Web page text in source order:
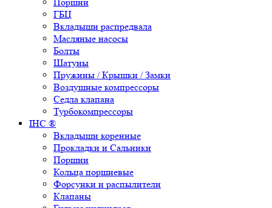
ГБЦ
Вкладыши распредвала
Масляные насосы
Болты
Шатуны
Пружины / Крышки / Замки
Воздушные компрессоры
Седла клапана
Турбокомпрессоры
IHC ®
Вкладыши коренные
Прокладки и Сальники
Поршни
Кольца поршневые
Форсунки и распылители
Клапаны